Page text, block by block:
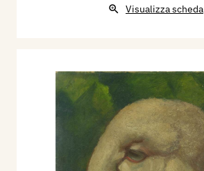
Visualizza scheda